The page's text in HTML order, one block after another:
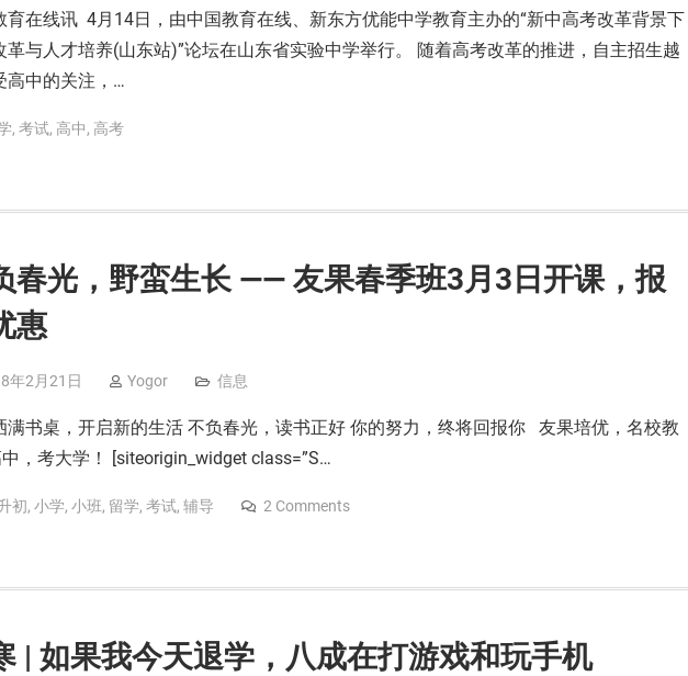
育在线讯 4月14日，由中国教育在线、新东方优能中学教育主办的“新中高考改革背景下
革与人才培养(山东站)”论坛在山东省实验中学举行。 随着高考改革的推进，自主招生越
高中的关注，…
, 考试, 高中, 高考
春光，野蛮生长 —— 友果春季班3月3日开课，报
惠
年2月21日 Yogor 信息
满书桌，开启新的生活 不负春光，读书正好 你的努力，终将回报你 友果培优，名校教
，考大学！ [siteorigin_widget class=”S…
初, 小学, 小班, 留学, 考试, 辅导 2 Comments
| 如果我今天退学，八成在打游戏和玩手机